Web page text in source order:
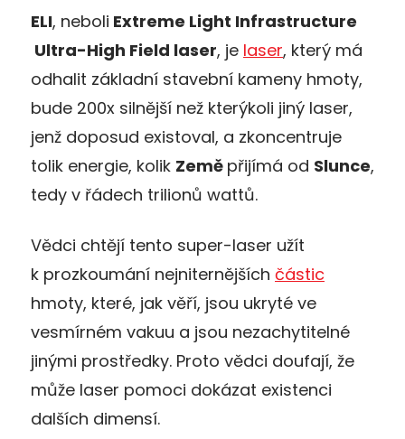
ELI, neboli Extreme Light Infrastructure
Ultra-High Field laser, je laser, který má
odhalit základní stavební kameny hmoty,
bude 200x silnější než kterýkoli jiný laser,
jenž doposud existoval, a zkoncentruje
tolik energie, kolik Země přijímá od Slunce,
tedy v řádech trilionů wattů.
Vědci chtějí tento super-laser užít
k prozkoumání nejniternějších částic
hmoty, které, jak věří, jsou ukryté ve
vesmírném vakuu a jsou nezachytitelné
jinými prostředky. Proto vědci doufají, že
může laser pomoci dokázat existenci
dalších dimensí.